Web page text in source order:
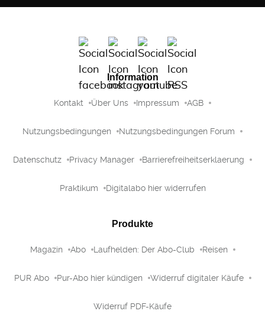
Information
Kontakt Über Uns Impressum AGB
Nutzungsbedingungen Nutzungsbedingungen Forum
Datenschutz Privacy Manager Barrierefreiheitserklaerung
Praktikum Digitalabo hier widerrufen
Produkte
Magazin Abo Laufhelden: Der Abo-Club Reisen
PUR Abo Pur-Abo hier kündigen Widerruf digitaler Käufe
Widerruf PDF-Käufe